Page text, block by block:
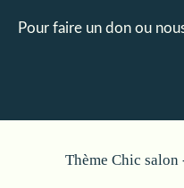
Pour faire un don ou
Thème Chic